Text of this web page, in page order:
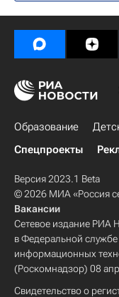
Здоровье
Образование
Спецпроекты
Версия 2023.1 Beta
© 2026 МИА «Россия
Вакансии
Сетевое издание РИА
в Федеральной
информационных
(Роскомнадзор) 08
Свидетельство о